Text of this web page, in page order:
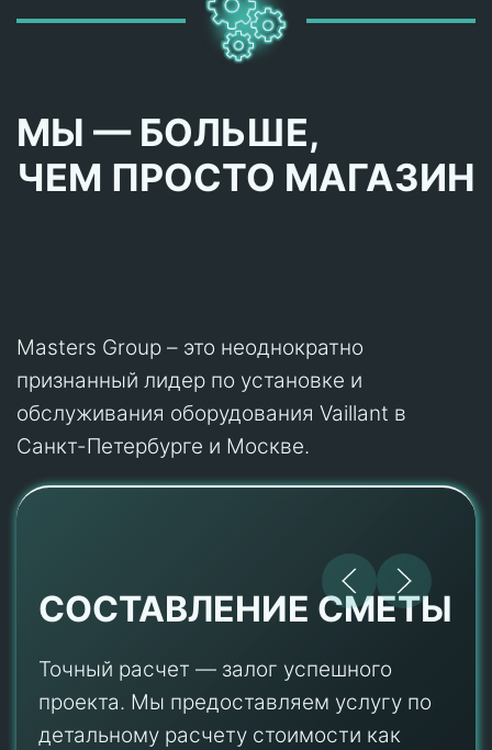
МЫ — БОЛЬШЕ,
ЧЕМ ПРОСТО МАГАЗИН
Masters Group – это неоднократно
признанный лидер по установке и
обслуживания оборудования Vaillant в
Санкт-Петербурге и Москве.
СОСТАВЛЕНИЕ СМЕТЫ
Точный расчет — залог успешного
проекта. Мы предоставляем услугу по
детальному расчету стоимости как